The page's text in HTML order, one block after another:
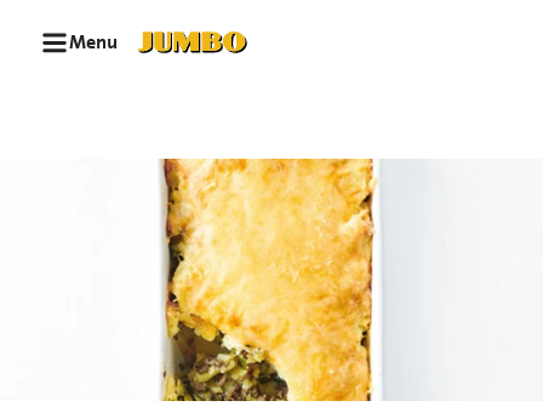
Menu